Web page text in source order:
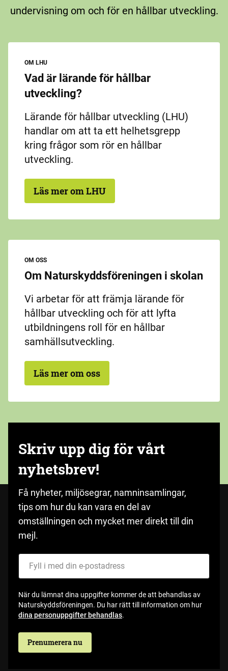
undervisning om och för en hållbar utveckling.
OM LHU
Vad är lärande för hållbar
utveckling?
Lärande för hållbar utveckling (LHU)
handlar om att ta ett helhetsgrepp
kring frågor som rör en hållbar
utveckling.
Läs mer om LHU
OM OSS
Om Naturskyddsföreningen i skolan
Vi arbetar för att främja lärande för
hållbar utveckling och för att lyfta
utbildningens roll för en hållbar
samhällsutveckling.
Läs mer om oss
Skriv upp dig för vårt
nyhetsbrev!
Få nyheter, miljösegrar, namninsamlingar,
tips om hur du kan vara en del av
omställningen och mycket mer direkt till din
mejl.
När du lämnat dina uppgifter kommer de att behandlas av
Naturskyddsföreningen. Du har rätt till information om hur
dina personuppgifter behandlas.
Prenumerera nu